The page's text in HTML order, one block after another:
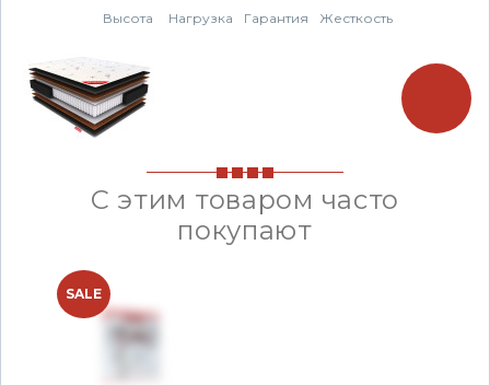
Высота Нагрузка Гарантия Жесткость
С этим товаром часто
покупают
SALE